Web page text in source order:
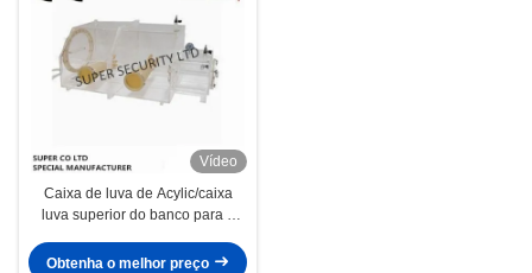
Vídeo
Caixa de luva de Acylic/caixa
luva superior do banco para a
Obtenha o melhor preço